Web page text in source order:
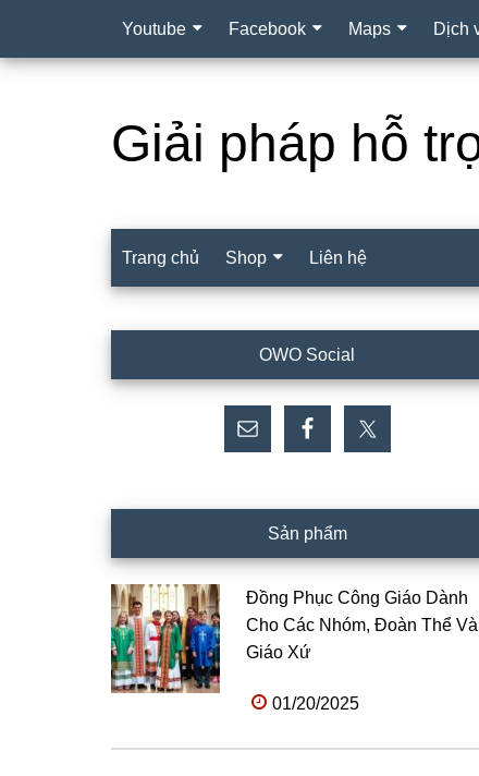
Youtube Facebook Maps Dịch
Giải pháp hỗ
Trang chủ Shop Liên hệ
chính
OWO Social
Sản phẩm
Đồng Phục Công Giáo Dành
Cho Các Nhóm, Đoàn Thể Và
Giáo Xứ
01/20/2025